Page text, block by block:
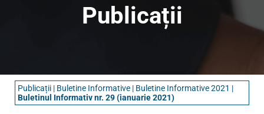
Publicații
Publicații | Buletine Informative​ | Buletine Informative 2021 |
Buletinul Informativ nr. 29 (ianuarie 2021)